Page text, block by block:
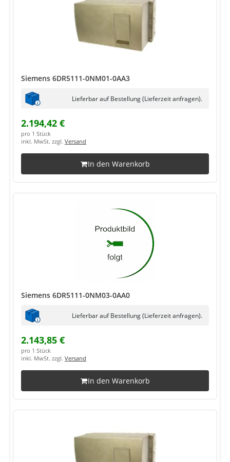
Siemens 6DR5111-0NM01-0AA3
Lieferbar auf Bestellung (Lieferzeit anfragen).
2.194,42 €
pro 1 Stück
inkl. MwSt. zzgl. Versand
In den Warenkorb
Siemens 6DR5111-0NM03-0AA0
Lieferbar auf Bestellung (Lieferzeit anfragen).
2.143,85 €
pro 1 Stück
inkl. MwSt. zzgl. Versand
In den Warenkorb